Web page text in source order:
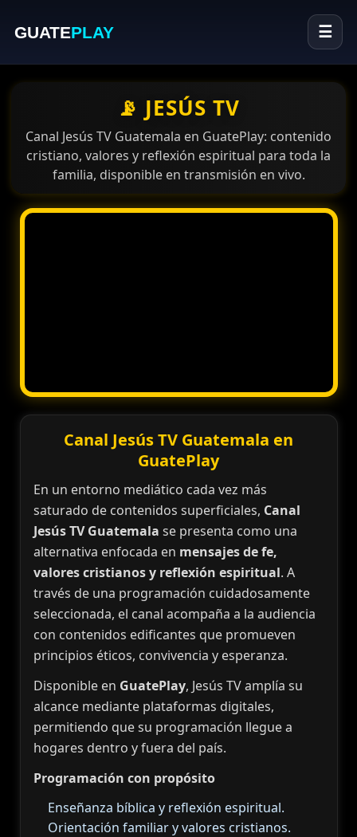
GUATEPLAY ☰
📡 JESÚS TV
Canal Jesús TV Guatemala en GuatePlay: contenido
cristiano, valores y reflexión espiritual para toda la
familia, disponible en transmisión en vivo.
Canal Jesús TV Guatemala en
GuatePlay
En un entorno mediático cada vez más
saturado de contenidos superficiales, Canal
Jesús TV Guatemala se presenta como una
alternativa enfocada en mensajes de fe,
valores cristianos y reflexión espiritual. A
través de una programación cuidadosamente
seleccionada, el canal acompaña a la audiencia
con contenidos edificantes que promueven
principios éticos, convivencia y esperanza.
Disponible en GuatePlay, Jesús TV amplía su
alcance mediante plataformas digitales,
permitiendo que su programación llegue a
hogares dentro y fuera del país.
Programación con propósito
Enseñanza bíblica y reflexión espiritual.
Orientación familiar y valores cristianos.